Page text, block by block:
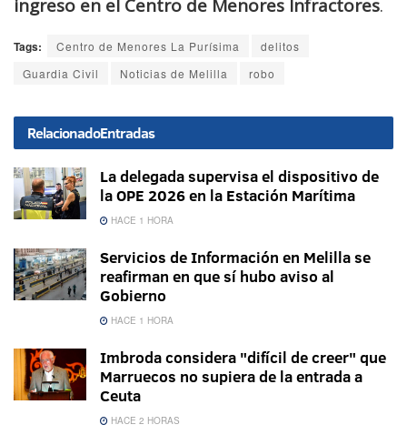
ingreso en el Centro de Menores Infractores.
Tags: Centro de Menores La Purísima
delitos
Guardia Civil
Noticias de Melilla robo
RelacionadoEntradas
La delegada supervisa el dispositivo de
la OPE 2026 en la Estación Marítima
HACE 1 HORA
Servicios de Información en Melilla se
reafirman en que sí hubo aviso al
Gobierno
HACE 1 HORA
Imbroda considera "difícil de creer" que
Marruecos no supiera de la entrada a
Ceuta
HACE 2 HORAS